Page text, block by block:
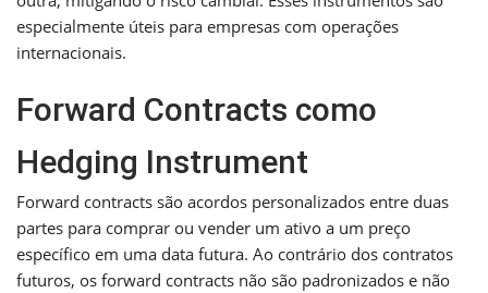
especialmente úteis para empresas com operações
internacionais.
Forward Contracts como
Hedging Instrument
Forward contracts são acordos personalizados entre duas
partes para comprar ou vender um ativo a um preço
específico em uma data futura. Ao contrário dos contratos
futuros, os forward contracts não são padronizados e não